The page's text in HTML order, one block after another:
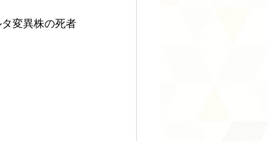
変異株の死者